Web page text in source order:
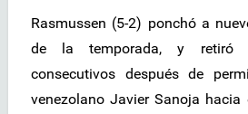
Rasmussen (5-2) ponchó a
de la temporada, y retiró
consecutivos después de
venezolano Javier Sanoja hacia